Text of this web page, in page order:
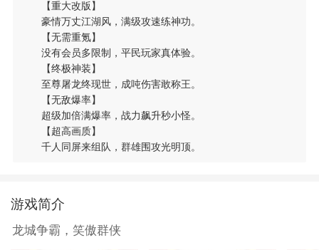
【重大改版】
豪情万丈江湖风，满级攻速练神功。
【无需重氪】
没有会员多限制，平民玩家真体验。
【终极神装】
至尊屠龙终现世，成吨伤害敢称王。
【无敌爆率】
超级加倍满爆率，战力飙升秒小怪。
【超高画质】
千人同屏来组队，群雄围攻光明顶。
游戏简介
龙城争霸，笑傲群侠